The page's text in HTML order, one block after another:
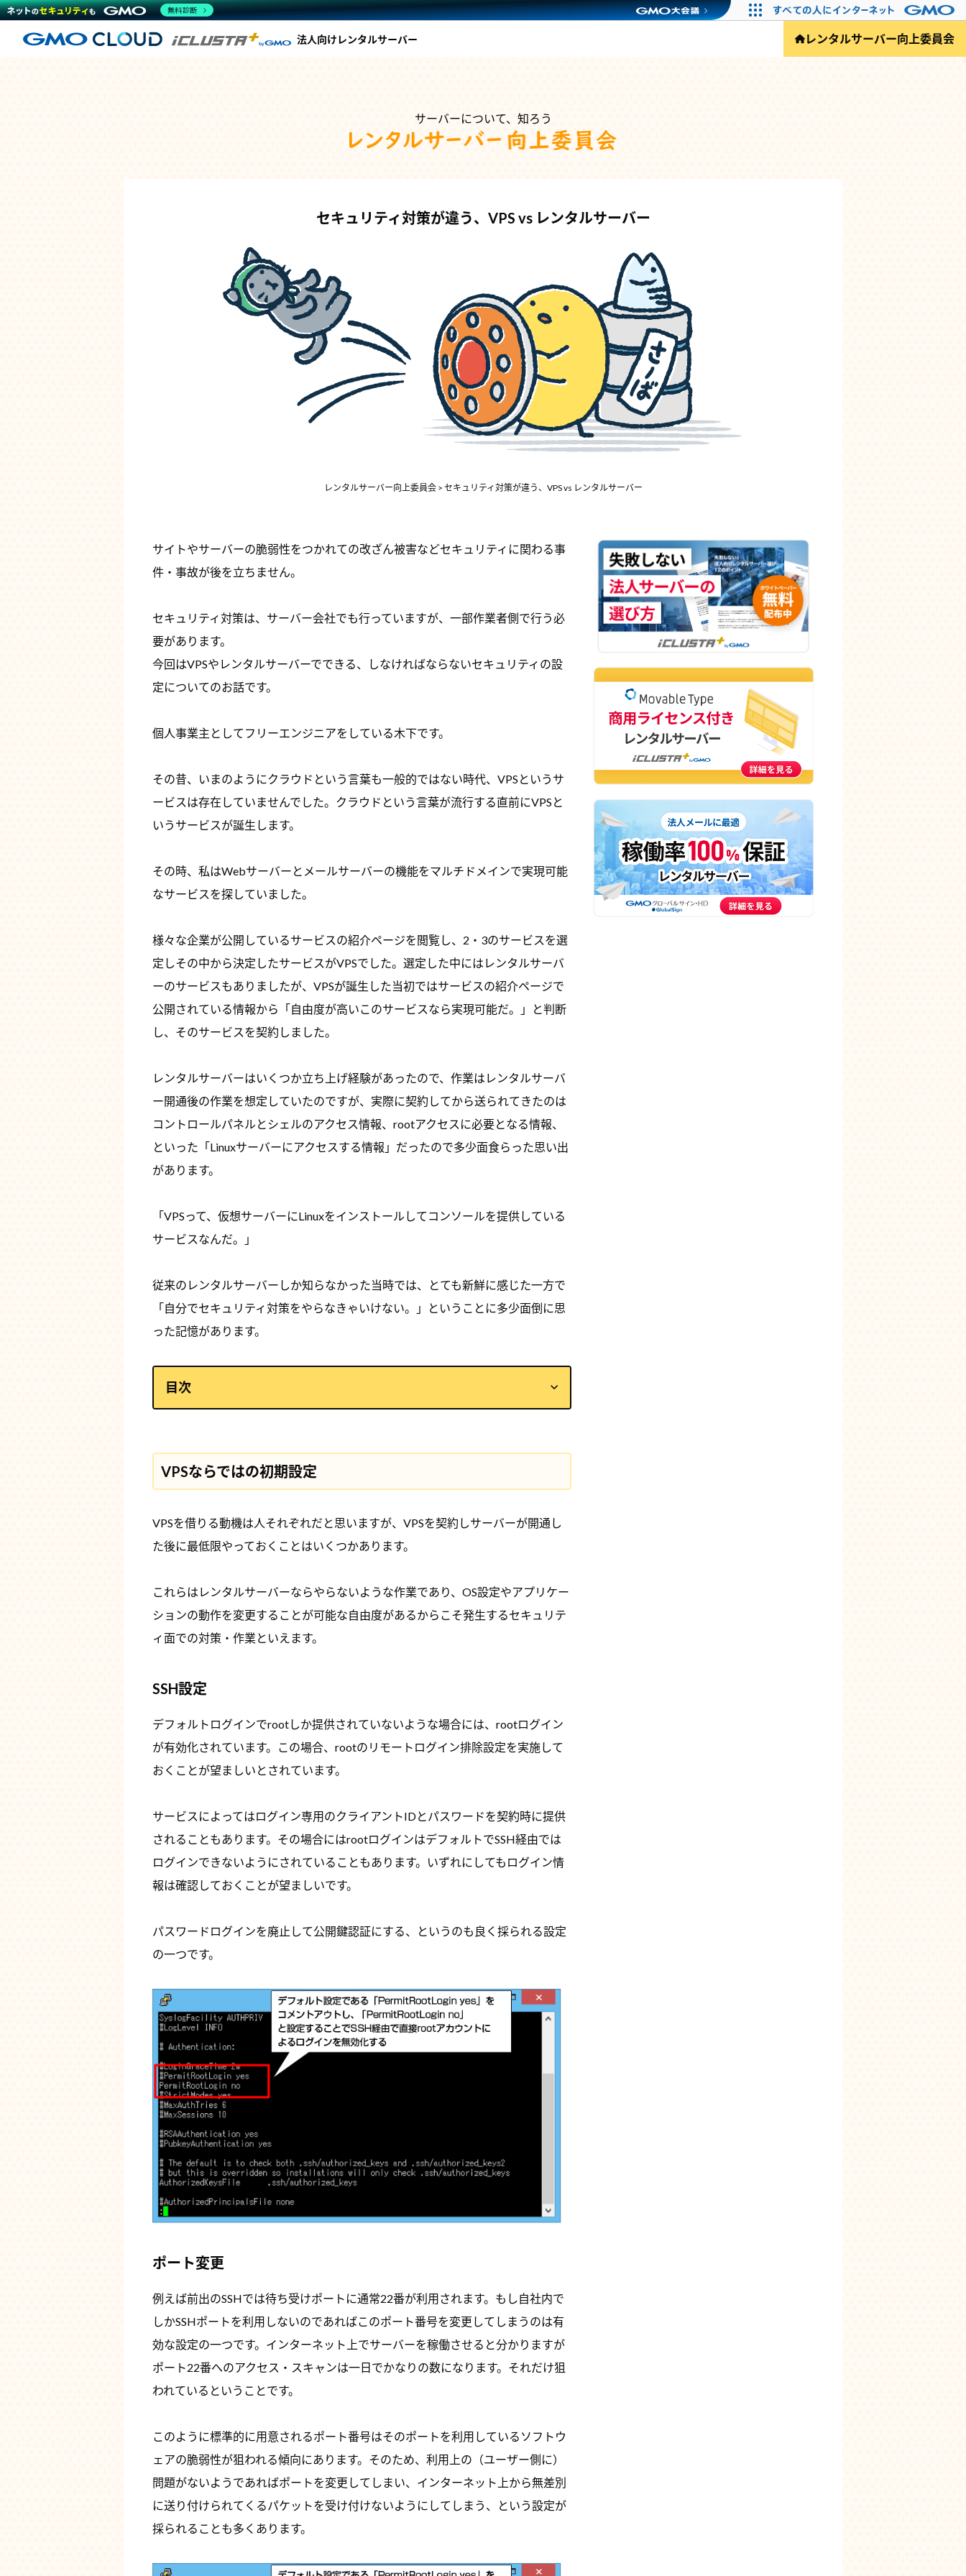
法人向けレンタルサーバー レンタルサーバー向上委員会
サーバーについて、知ろう
セキュリティ対策が違う、VPS vs レンタルサーバー
レンタルサーバー向上委員会 セキュリティ対策が違う、VPS vs レンタルサーバー
サイトやサーバーの脆弱性をつかれての改ざん被害などセキュリティに関わる事
件・事故が後を立ちません。
セキュリティ対策は、サーバー会社でも行っていますが、一部作業者側で行う必
要があります。
今回はVPSやレンタルサーバーでできる、しなければならないセキュリティの設
定についてのお話です。
個人事業主としてフリーエンジニアをしている木下です。
その昔、いまのようにクラウドという言葉も一般的ではない時代、VPSというサ
ービスは存在していませんでした。クラウドという言葉が流行する直前にVPSと
いうサービスが誕生します。
その時、私はWebサーバーとメールサーバーの機能をマルチドメインで実現可能
なサービスを探していました。
様々な企業が公開しているサービスの紹介ページを閲覧し、2・3のサービスを選
定しその中から決定したサービスがVPSでした。選定した中にはレンタルサーバ
ーのサービスもありましたが、VPSが誕生した当初ではサービスの紹介ページで
公開されている情報から「自由度が高いこのサービスなら実現可能だ。」と判断
し、そのサービスを契約しました。
レンタルサーバーはいくつか立ち上げ経験があったので、作業はレンタルサーバ
ー開通後の作業を想定していたのですが、実際に契約してから送られてきたのは
コントロールパネルとシェルのアクセス情報、rootアクセスに必要となる情報、
といった「Linuxサーバーにアクセスする情報」だったので多少面食らった思い出
があります。
「VPSって、仮想サーバーにLinuxをインストールしてコンソールを提供している
サービスなんだ。」
従来のレンタルサーバーしか知らなかった当時では、とても新鮮に感じた一方で
「自分でセキュリティ対策をやらなきゃいけない。」ということに多少面倒に思
った記憶があります。
目次
SSH設定
ポート変更
管理者権限（sudoなど）の設定
log監視用の設定
アプリケーション設定など
定常業務として確認すべき事
レンタルサーバーでやること
まとめ
VPSならではの初期設定
VPSを借りる動機は人それぞれだと思いますが、VPSを契約しサーバーが開通し
た後に最低限やっておくことはいくつかあります。
これらはレンタルサーバーならやらないような作業であり、OS設定やアプリケー
ションの動作を変更することが可能な自由度があるからこそ発生するセキュリテ
ィ面での対策・作業といえます。
SSH設定
デフォルトログインでrootしか提供されていないような場合には、rootログイン
が有効化されています。この場合、rootのリモートログイン排除設定を実施して
おくことが望ましいとされています。
サービスによってはログイン専用のクライアントIDとパスワードを契約時に提供
されることもあります。その場合にはrootログインはデフォルトでSSH経由では
ログインできないようにされていることもあります。いずれにしてもログイン情
報は確認しておくことが望ましいです。
パスワードログインを廃止して公開鍵認証にする、というのも良く採られる設定
の一つです。
ポート変更
例えば前出のSSHでは待ち受けポートに通常22番が利用されます。もし自社内で
しかSSHポートを利用しないのであればこのポート番号を変更してしまうのは有
効な設定の一つです。インターネット上でサーバーを稼働させると分かりますが
ポート22番へのアクセス・スキャンは一日でかなりの数になります。それだけ狙
われているということです。
このように標準的に用意されるポート番号はそのポートを利用しているソフトウ
ェアの脆弱性が狙われる傾向にあります。そのため、利用上の（ユーザー側に）
問題がないようであればポートを変更してしまい、インターネット上から無差別
に送り付けられてくるパケットを受け付けないようにしてしまう、という設定が
採られることも多くあります。
無料診断